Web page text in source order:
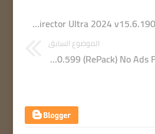
CyberLink PhotoDirector Ultra 2024 v15.6.1901.0 [Activated]
الموضوع السابق
Spotify 1.2.40.599 (RePack) No Ads Free [Pre-Activated]